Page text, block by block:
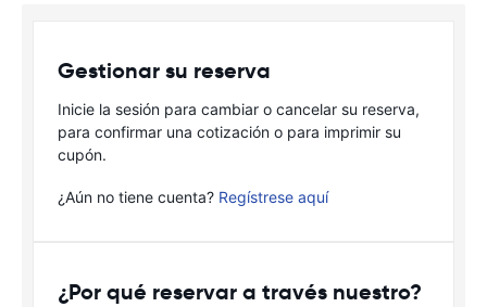
Gestionar su reserva
Inicie la sesión para cambiar o cancelar su reserva,
para confirmar una cotización o para imprimir su
cupón.
¿Aún no tiene cuenta? Regístrese aquí
¿Por qué reservar a través nuestro?